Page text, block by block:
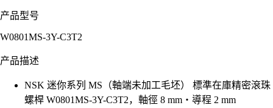
产品型号
W0801MS-3Y-C3T2
产品描述
NSK 迷你系列 MS（軸端未加工毛坯） 標準在庫精密滾珠
螺桿 W0801MS-3Y-C3T2，軸徑 8 mm・導程 2 mm